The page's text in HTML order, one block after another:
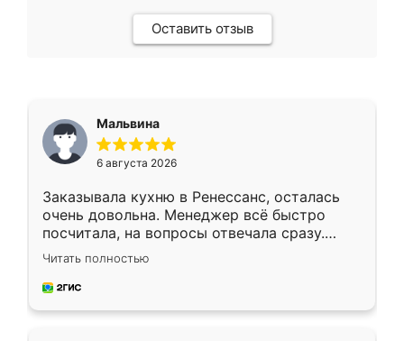
Оставить отзыв
Мальвина
6 августа 2026
Заказывала кухню в Ренессанс, осталась
очень довольна. Менеджер всё быстро
посчитала, на вопросы отвечала сразу.
Замерщик приехал в субботу, подошёл к
делу со всей ответственностью. Собрали
за день, ребята работали аккуратно, даже
Читать полностью